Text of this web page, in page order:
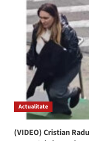
Actualitate
(VIDEO) Cristian